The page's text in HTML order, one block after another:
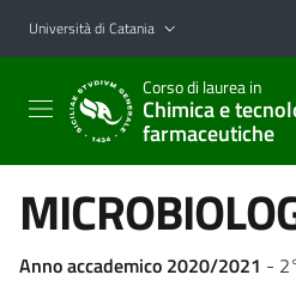
Vai al contenuto principale
Vai al menu di navigazione
Università di Catania
Corso di laurea in
Chimica e
farmaceutiche
Anno accademico 2020/2021 -